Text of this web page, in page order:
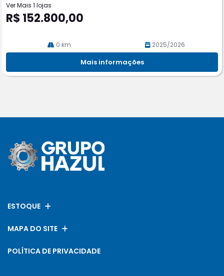
Ver Mais 1 lojas
R$ 152.800,00
0 km 2025/2026
Mais informações
ESTOQUE
MAPA DO SITE
POLÍTICA DE PRIVACIDADE